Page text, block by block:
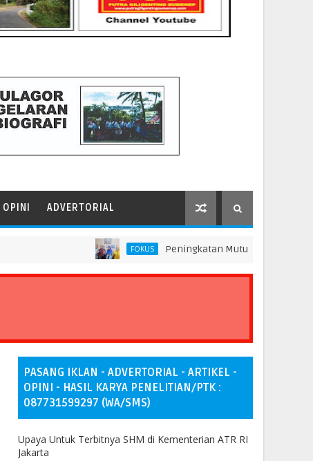
ADVERTORIAL
FOKUS Peningkatan Mutu Pendidikan di SMP
PASANG IKLAN - ADVERTORIAL - ARTIKEL -
OPINI - HASIL KARYA PENELITIAN/PTK :
087731599297 (WA/SMS)
Upaya Untuk Terbitnya SHM di Kementerian ATR RI
Jakarta